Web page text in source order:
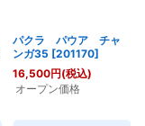
パクラ パウア チャ
ンガ35 [201170]
16,500円(税込)
オープン価格